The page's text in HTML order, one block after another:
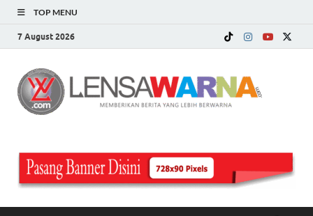
TOP MENU
7 August 2026